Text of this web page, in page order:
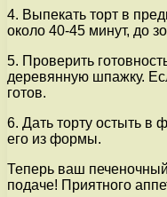
4. Выпекать торт в
около 40-45 минут, до
5. Проверить
деревянную шпажку.
готов.
6. Дать торту остыть в
его из формы.
Теперь ваш печеночный
подаче! Приятного